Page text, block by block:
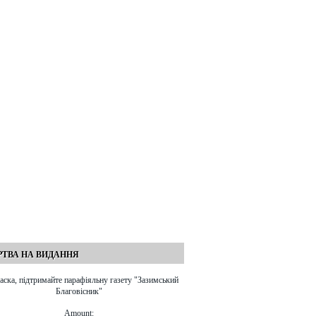
НА ВИДАННЯ
підтримайте парафіяльну газету "Зазимський
Благовісник"
Amount: